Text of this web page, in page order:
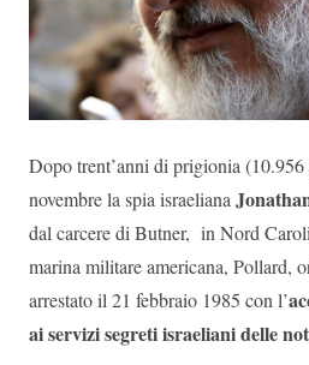
Dopo trent’anni di prigionia
novembre la spia israeliana
dal carcere di Butner, in Nord
marina militare americana, Pollard,
arrestato il 21 febbraio 1985 con l’
ai servizi segreti israeliani delle